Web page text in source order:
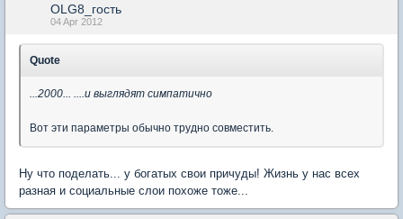
OLG8_гость
04 Apr 2012
Quote
...2000... ....и выглядят симпатично
Вот эти параметры обычно трудно совместить.
Ну что поделать... у богатых свои причуды! Жизнь у нас всех
разная и социальные слои похоже тоже...